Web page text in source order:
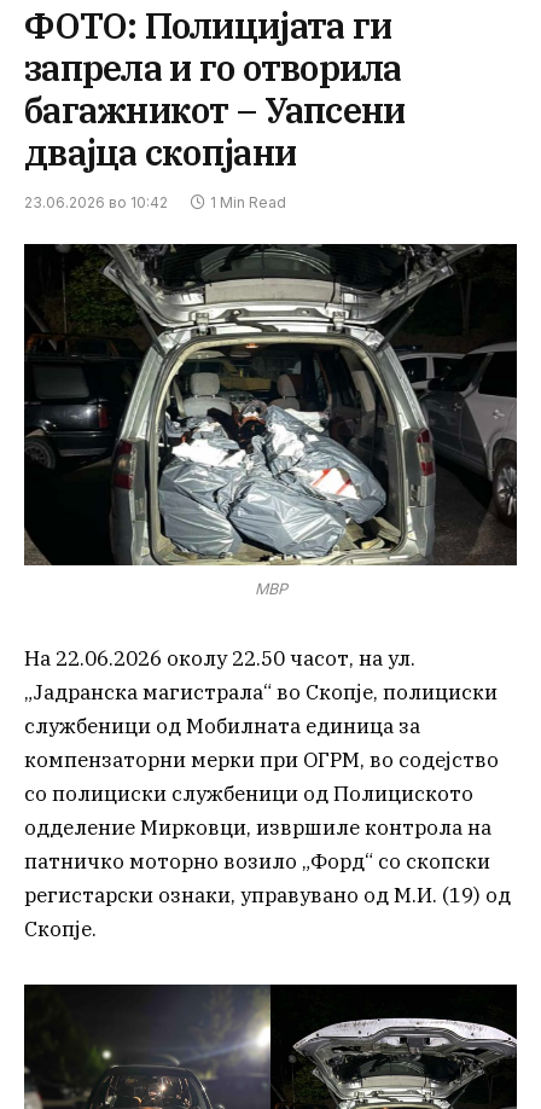
ФОТО: Полицијата ги
запрела и го отворила
багажникот – Уапсени
двајца скопјани
23.06.2026 во 10:42 1 Min Read
МВР
На 22.06.2026 околу 22.50 часот, на ул.
„Јадранска магистрала“ во Скопје, полициски
службеници од Мобилната единица за
компензаторни мерки при ОГРМ, во содејство
со полициски службеници од Полициското
одделение Мирковци, извршиле контрола на
патничко моторно возило „Форд“ со скопски
регистарски ознаки, управувано од М.И. (19) од
Скопје.